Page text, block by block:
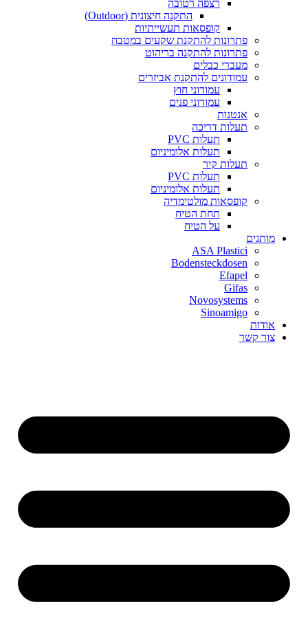
רצפה רטובה
התקנה חיצונית (Outdoor)
קופסאות תעשייתיות
פתרונות להתקנת שקעים במטבח
פתרונות להתקנה בריהוט
מעברי כבלים
עמודונים להתקנת אביזרים
עמודוני חוץ
עמודוני פנים
אנטנות
תעלות דריכה
תעלות PVC
תעלות אלומיניום
תעלות קיר
תעלות PVC
תעלות אלומיניום
קופסאות מולטימדיה
תחת הטיח
על הטיח
מותגים
ASA Plastici
Bodensteckdosen
Efapel
Gifas
Novosystems
Sinoamigo
אודות
צור קשר